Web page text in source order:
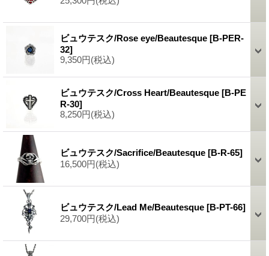
ビュウテスク/Rose eye/Beautesque [B-PER-
32]
9,350円(税込)
ビュウテスク/Cross Heart/Beautesque [B-PE
R-30]
8,250円(税込)
ビュウテスク/Sacrifice/Beautesque [B-R-65]
16,500円(税込)
ビュウテスク/Lead Me/Beautesque [B-PT-66]
29,700円(税込)